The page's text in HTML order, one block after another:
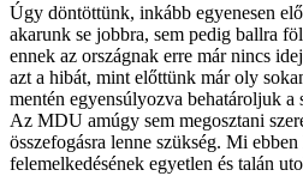
Úgy döntöttünk, inkább egyenesen
akarunk se jobbra, sem pedig ballra
ennek az országnak erre már nincs
azt a hibát, mint előttünk már oly
mentén egyensúlyozva behatároljuk a
Az MDU amúgy sem megosztani
összefogásra lenne szükség. Mi
felemelkedésének egyetlen és talán